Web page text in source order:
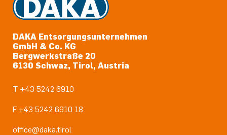
DAKA Entsorgungsunternehmen
GmbH & Co. KG
Bergwerkstraße 20
6130 Schwaz, Tirol, Austria
T +43 5242 6910
F +43 5242 6910 18
office@daka.tirol